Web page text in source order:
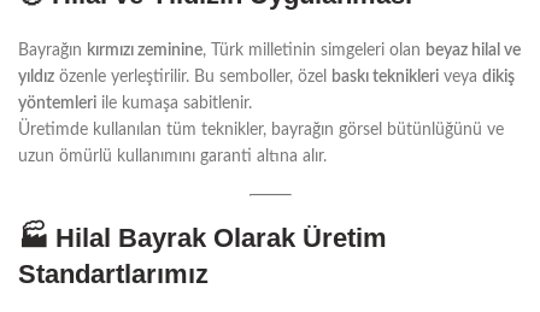
Bayrağın kırmızı zeminine, Türk milletinin simgeleri olan beyaz hilal ve
yıldız özenle yerleştirilir. Bu semboller, özel baskı teknikleri veya dikiş
yöntemleri ile kumaşa sabitlenir.
Üretimde kullanılan tüm teknikler, bayrağın görsel bütünlüğünü ve
uzun ömürlü kullanımını garanti altına alır.
🏭 Hilal Bayrak Olarak Üretim
Standartlarımız